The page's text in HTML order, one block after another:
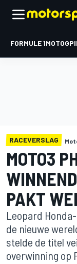
FORMULE 1MOTOGP
RACEVERSLAG
MOTO3
PAKT
Leopard
de nieuwe
stelde de titel
overwinning op